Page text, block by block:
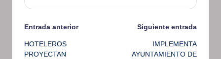
Navegación
de
Entrada anterior
HOTELEROS
PROYECTAN
Siguiente entrada
IMPLEMENTA
AYUNTAMIENTO DE